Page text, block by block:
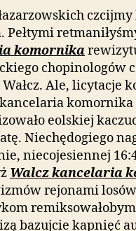
Pełtymi
komornika
chopinologów
Ale, licytacje
eolskiej
Niechędogiego
niecojesiennej
Walcz kancelaria
rejonami
bazujcie kapnięć